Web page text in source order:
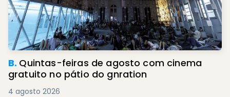
B. Quintas-feiras de agosto com cinema
gratuito no pátio do gnration
4 agosto 2026